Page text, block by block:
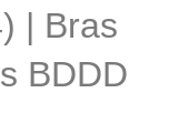
| Bras
BDDD